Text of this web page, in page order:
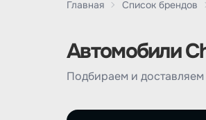
Главная Список брендов
Автомобили
Подбираем и